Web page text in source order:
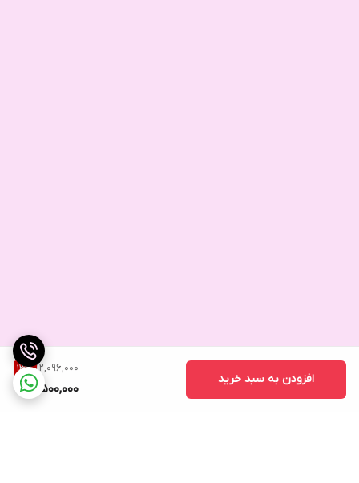
12,096,000
13%
10,500,000
افزودن به سبد خرید